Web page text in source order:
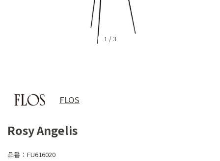
1 /3
FLOS
Rosy Angelis
品番： FU616020